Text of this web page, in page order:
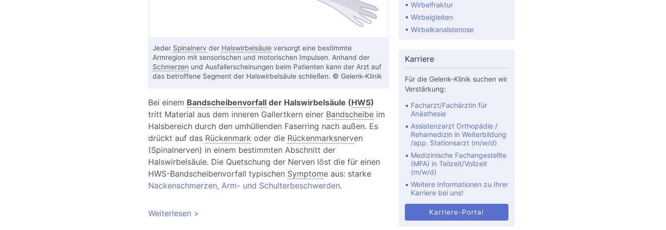
Jeder Spinalnerv der Halswirbelsäuleversorgt eine bestimmte
Armregion mit sensorischen und motorischen Impulsen. Anhand der
Schmerzen und Ausfallerscheinungen beim Patienten kann der Arzt auf
das betroffene Segment der Halswirbelsäule schließen. © Gelenk-Klinik
Bei einem Bandscheibenvorfallder Halswirbelsäule (HWS)
tritt Material aus dem inneren Gallertkern einer Bandscheibeim
Halsbereich durch den umhüllenden Faserring nach außen. Es
drückt auf das Rückenmarkoder die Rückenmarksnerven
(Spinalnerven) in einem bestimmten Abschnitt der
Halswirbelsäule. Die Quetschung der Nerven löst die für einen
HWS-Bandscheibenvorfall typischen Symptome aus: starke
Nackenschmerzen, Arm- und Schulterbeschwerden.
Weiterlesen über Bandscheibenvorfall der Halswirbelsäule (HWS):
Wirbelfraktur
Wirbelgleiten
Wirbelkanalstenose
Karriere
Für die Gelenk-Klinik suchen wir
Verstärkung:
Facharzt/Fachärztin für
Anästhesie
Assistenzarzt Orthopädie /
Rehamedizin in Weiterbildung
/app. Stationsarzt (m/w/d)
Medizinische Fachangestellte
(MFA) in Teilzeit/Vollzeit
(m/w/d)
Weitere Informationen zu Ihrer
Karriere bei uns!
Karriere-Portal